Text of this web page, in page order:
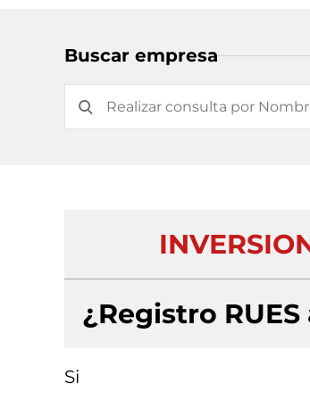
Buscar empresa
¿Registro
Si